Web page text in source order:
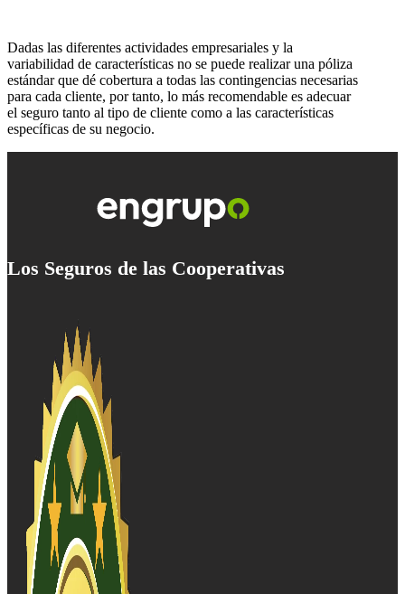
Dadas las diferentes actividades empresariales y la
variabilidad de características no se puede realizar una póliza
estándar que dé cobertura a todas las contingencias necesarias
para cada cliente, por tanto, lo más recomendable es adecuar
el seguro tanto al tipo de cliente como a las características
específicas de su negocio.
Los Seguros de las Cooperativas